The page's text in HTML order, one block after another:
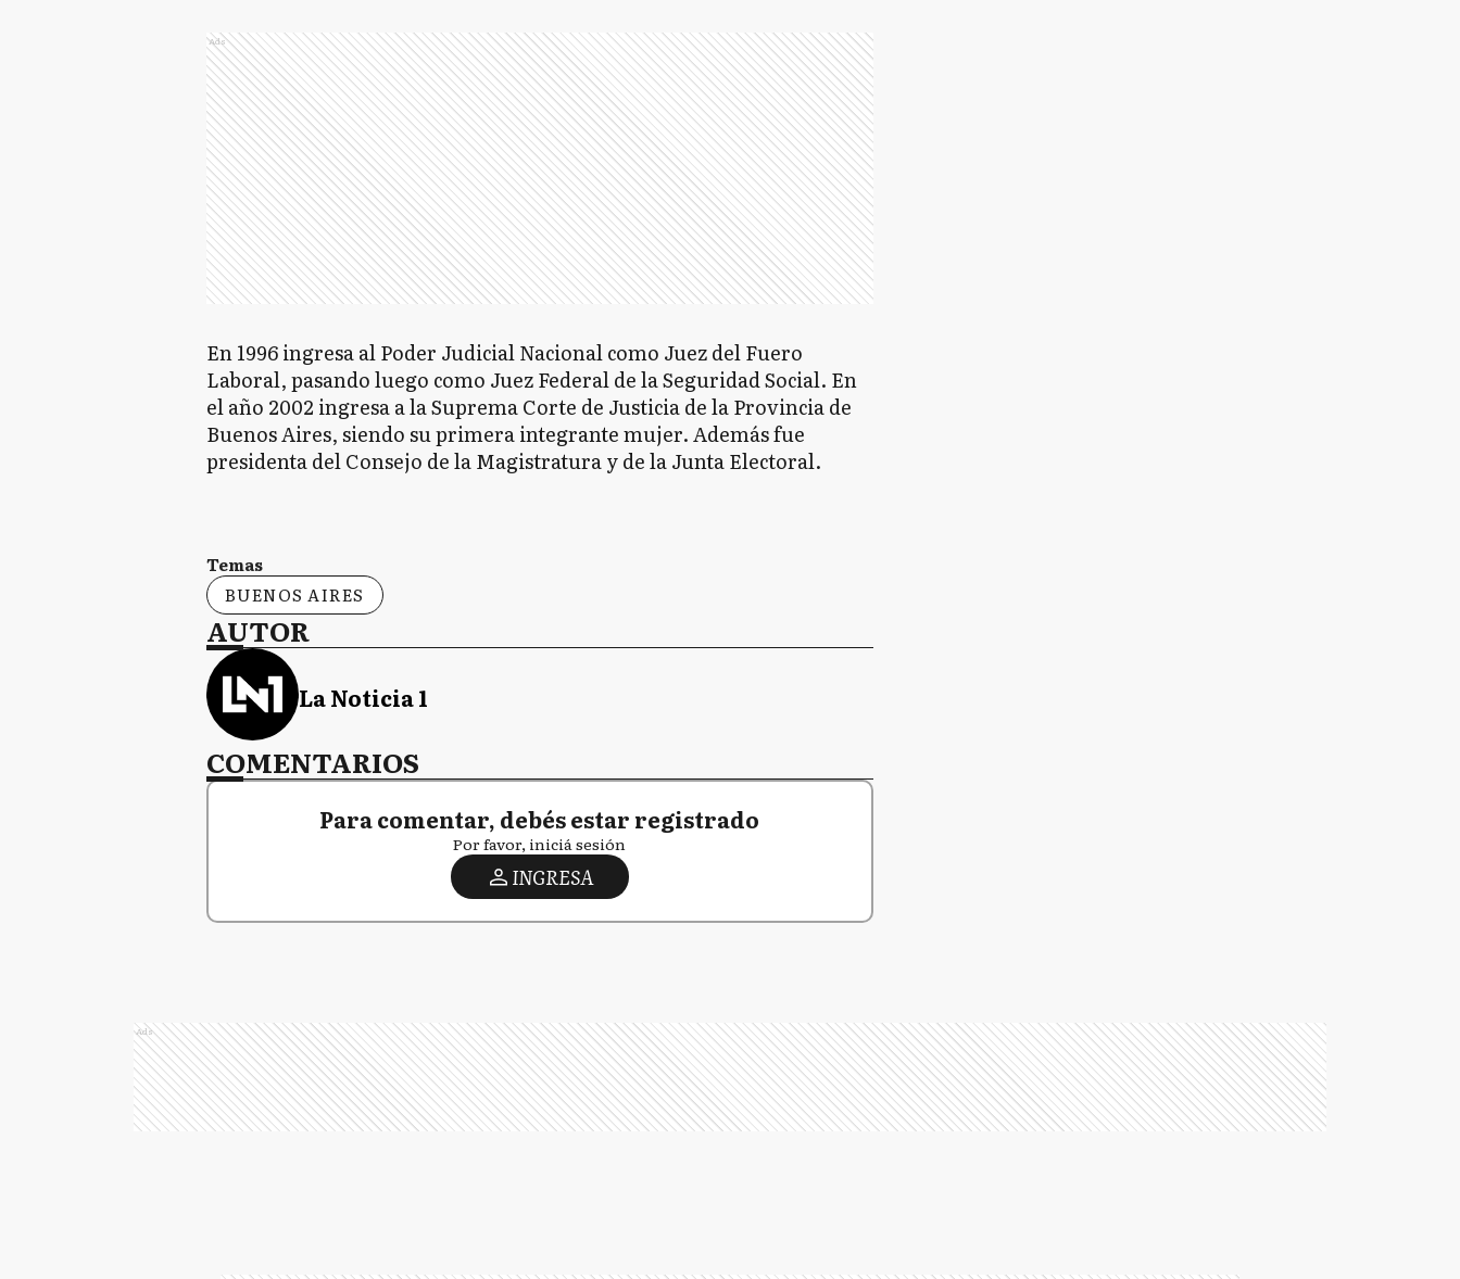
Ads
En 1996 ingresa al Poder Judicial Nacional como Juez del Fuero
Laboral, pasando luego como Juez Federal de la Seguridad Social. En
el año 2002 ingresa a la Suprema Corte de Justicia de la Provincia de
Buenos Aires, siendo su primera integrante mujer. Además fue
presidenta del Consejo de la Magistratura y de la Junta Electoral.
Temas
BUENOS AIRES
AUTOR
La Noticia 1
COMENTARIOS
Para comentar, debés estar registrado
Por favor, iniciá sesión
INGRESA
Ads